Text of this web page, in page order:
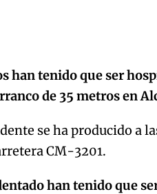
han tenido que ser
de 35 metros en
se ha producido a
CM-3201.
han tenido que